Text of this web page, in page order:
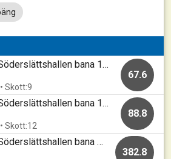
Trelleborgs SpSk • Söderslättshallen bana 11-20 • 20251215_B
Skott:9
67.6
Trelleborgs SpSk • Söderslättshallen bana 11-20 • 20241209_B
Skott:12
88.8
Trelleborgs SpSk • Söderslättshallen bana 11-20 • 20230217_B
382.8